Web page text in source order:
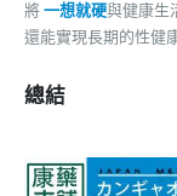
將一想就硬與健康生
還能實現長期的性健
總結